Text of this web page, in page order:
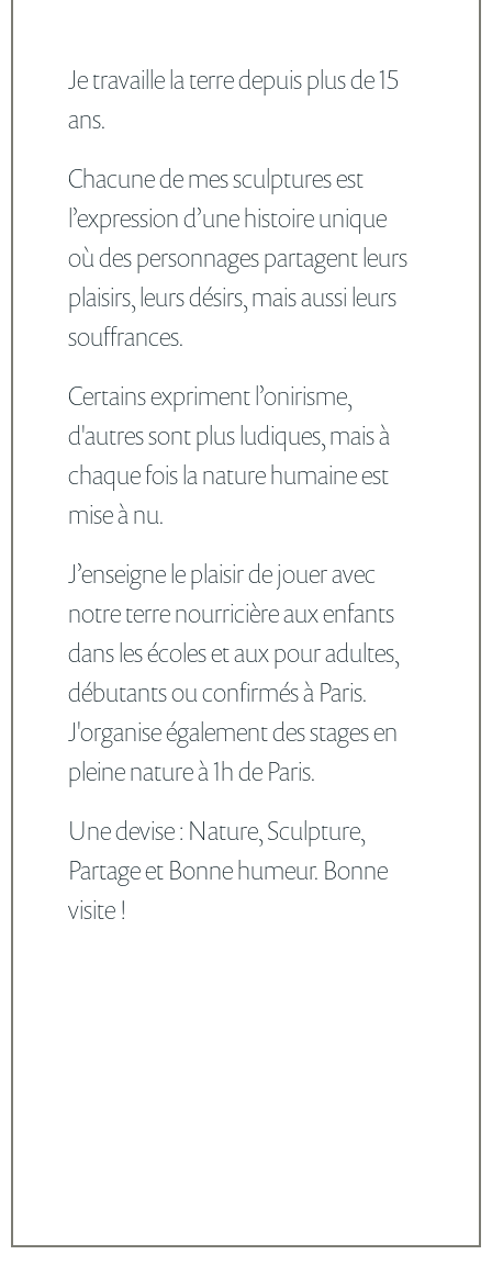
Je travaille la terre depuis plus de 15
ans.
Chacune de mes sculptures est
l’expression d’une histoire unique
où des personnages partagent leurs
plaisirs, leurs désirs, mais aussi leurs
souffrances.
Certains expriment l’onirisme,
d'autres sont plus ludiques, mais à
chaque fois la nature humaine est
mise à nu.
J’enseigne le plaisir de jouer avec
notre terre nourricière aux enfants
dans les écoles et aux pour adultes,
débutants ou confirmés à Paris.
J'organise également des stages en
pleine nature à 1h de Paris.
Une devise : Nature, Sculpture,
Partage et Bonne humeur. Bonne
visite !